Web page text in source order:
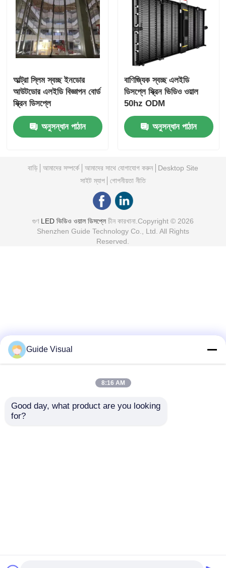
আল্ট্রা স্লিম স্বচ্ছ ইনডোর
আউটডোর এলইডি বিজ্ঞাপন বোর্ড
স্ক্রিন ডিসপ্লে
অনুসন্ধান পাঠান
বাণিজ্যিক স্বচ্ছ এলইডি
ডিসপ্লে স্ক্রিন ভিডিও ওয়াল
50hz ODM
অনুসন্ধান পাঠান
বাড়ি আমাদের সম্পর্কে আমাদের সাথে যোগাযোগ করুন
Desktop Site
সাইট ম্যাপ
গোপনীয়তা নীতি
গুণ LED ভিডিও ওয়াল ডিসপ্লেচীন কারখানা.Copyright © 2026
Shenzhen Guide Technology Co., Ltd. All Rights
Reserved.
Guide Visual
8:16 AM
Good day, what product are you looking
for?